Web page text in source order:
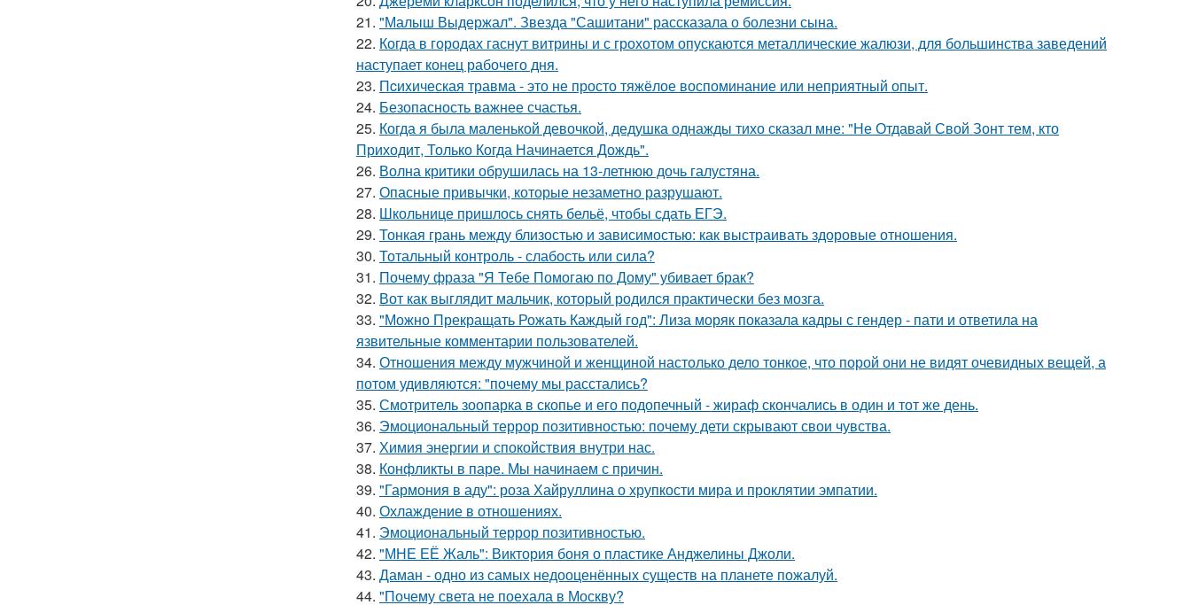
21. "Малыш Выдержал". Звезда "Сашитани" рассказала о болезни сына.
22. Когда в городах гаснут витрины и с грохотом опускаются металлические жалюзи, для большинства заведений
наступает конец рабочего дня.
23. Пcиxическая травма - это не просто тяжёлое воспоминание или неприятный опыт.
24. Безопасность важнее счастья.
25. Когда я была маленькой девочкой, дедушка однажды тихо сказал мне: "Не Отдавай Свой Зонт тем, кто
Приходит, Только Когда Начинается Дождь".
26. Волна критики обрушилась на 13-летнюю дочь галустяна.
27. Опасные привычки, которые незаметно разрушают.
28. Школьнице пришлось снять бельё, чтобы сдать ЕГЭ.
29. Тонкая грань между близостью и зависимостью: как выстраивать здоровые отношения.
30. Тотальный контроль - слабость или сила?
31. Почему фраза "Я Тебе Помогаю по Дому" убивает брак?
32. Вот как выглядит мальчик, который родился практически без мозга.
33. "Можно Прекращать Рожать Каждый год": Лиза моряк показала кадры с гендер - пати и ответила на
язвительные комментарии пользователей.
34. Отношения между мужчиной и женщиной настолько дело тонкое, что порой они не видят очевидных вещей, а
потом удивляются: "почему мы расстались?
35. Смотритель зоопарка в скопье и его подопечный - жираф скончались в один и тот же день.
36. Эмоциональный террор позитивностью: почему дети скрывают свои чувства.
37. Химия энергии и спокойствия внутри нас.
38. Конфликты в паре. Мы начинаем с причин.
39. "Гармония в аду": роза Хайруллина о хрупкости мира и проклятии эмпатии.
40. Охлаждение в отношениях.
41. Эмоциональный террор позитивностью.
42. "МНЕ ЕЁ Жаль": Виктория боня о пластике Анджелины Джоли.
43. Даман - одно из самых недооценённых существ на планете пожалуй.
44. "Почему света не поехала в Москву?